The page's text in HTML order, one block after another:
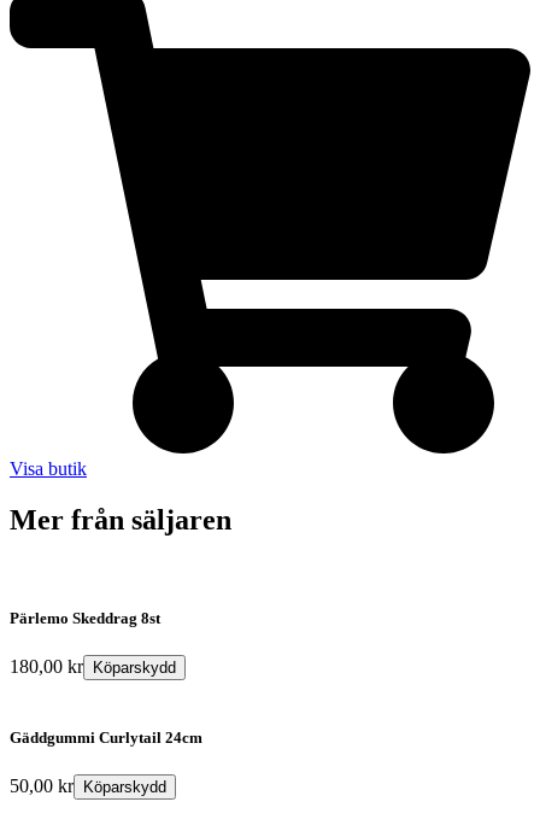
Visa butik
Mer från säljaren
Pärlemo Skeddrag 8st
180,00 kr Köparskydd
Gäddgummi Curlytail 24cm
50,00 kr Köparskydd